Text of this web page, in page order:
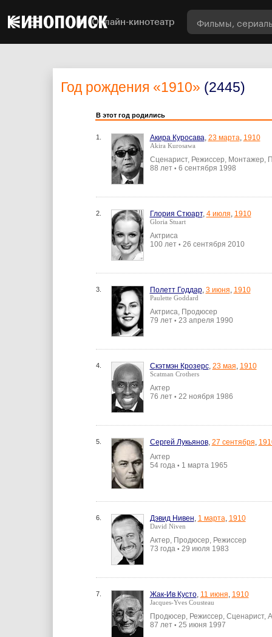
Онлайн-кинотеатр
Год рождения «1910» (2445)
В этот год родились
1. Акира Куросава, 23 марта, 1910
Akira Kurosawa
Сценарист, Режиссер, Монтажер,
88 лет • 6 сентября 1998
2. Глория Стюарт, 4 июля, 1910
Gloria Stuart
Актриса
100 лет • 26 сентября 2010
3. Полетт Годдар, 3 июня, 1910
Paulette Goddard
Актриса, Продюсер
79 лет • 23 апреля 1990
4. Скэтмэн Крозерс, 23 мая, 1910
Scatman Crothers
Актер
76 лет • 22 ноября 1986
5. Сергей Лукьянов, 27 сентября,
Актер
54 года • 1 марта 1965
6. Дэвид Нивен, 1 марта, 1910
David Niven
Актер, Продюсер, Режиссер
73 года • 29 июля 1983
7. Жак-Ив Кусто, 11 июня, 1910
Jacques-Yves Cousteau
Продюсер, Режиссер, Сценарист,
87 лет • 25 июня 1997